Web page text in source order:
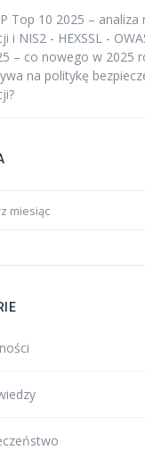
Top 10 2025 – analiza
i NIS2 - HEXSSL -
– co nowego w 2025
na politykę